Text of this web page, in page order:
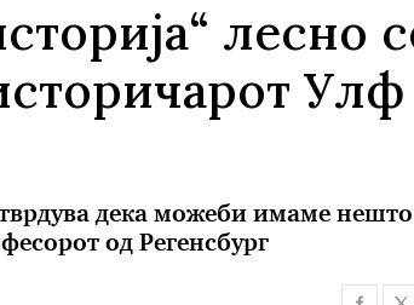
лесно
Улф
дека можеби имаме нешто
од Регенсбург